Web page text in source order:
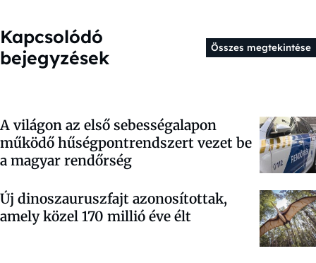
Kapcsolódó
bejegyzések
Összes megtekintése
A világon az első sebességalapon
működő hűségpontrendszert vezet be
a magyar rendőrség
Új dinoszauruszfajt azonosítottak,
amely közel 170 millió éve élt